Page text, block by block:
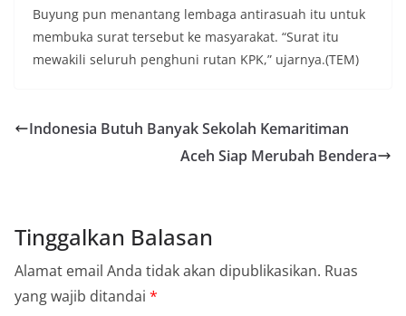
Buyung pun menantang lembaga antirasuah itu untuk
membuka surat tersebut ke masyarakat. “Surat itu
mewakili seluruh penghuni rutan KPK,” ujarnya.(TEM)
Indonesia Butuh Banyak Sekolah Kemaritiman
Aceh Siap Merubah Bendera
Tinggalkan Balasan
Alamat email Anda tidak akan dipublikasikan. Ruas
yang wajib ditandai *